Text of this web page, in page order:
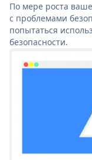
По мере роста
с проблемами
попытаться
безопасности.